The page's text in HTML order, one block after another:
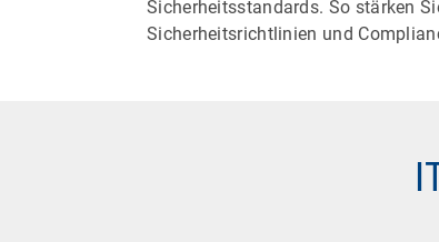
Sicherheitsstandards. So stärken
Sicherheitsrichtlinien und